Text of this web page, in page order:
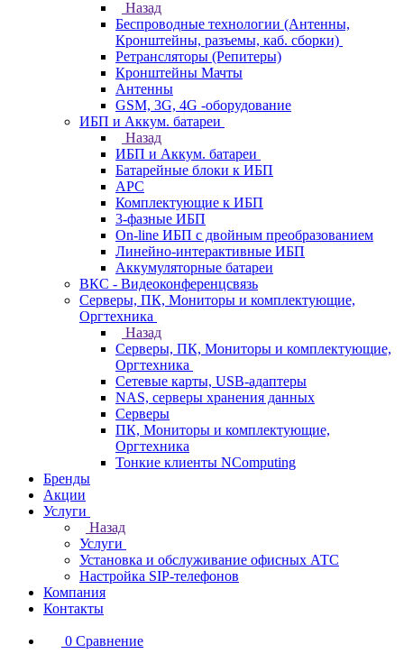
Назад
Беспроводные технологии (Антенны,
Кронштейны, разъемы, каб. сборки)
Ретрансляторы (Репитеры)
Кронштейны Мачты
Антенны
GSM, 3G, 4G -оборудование
ИБП и Аккум. батареи
Назад
ИБП и Аккум. батареи
Батарейные блоки к ИБП
APC
Комплектующие к ИБП
3-фазные ИБП
On-line ИБП с двойным преобразованием
Линейно-интерактивные ИБП
Аккумуляторные батареи
ВКС - Видеоконференцсвязь
Серверы, ПК, Мониторы и комплектующие,
Оргтехника
Назад
Серверы, ПК, Мониторы и комплектующие,
Оргтехника
Сетевые карты, USB-адаптеры
NAS, серверы хранения данных
Серверы
ПК, Мониторы и комплектующие,
Оргтехника
Тонкие клиенты NComputing
Бренды
Акции
Услуги
Назад
Услуги
Установка и обслуживание офисных АТС
Настройка SIP-телефонов
Компания
Контакты
0 Сравнение